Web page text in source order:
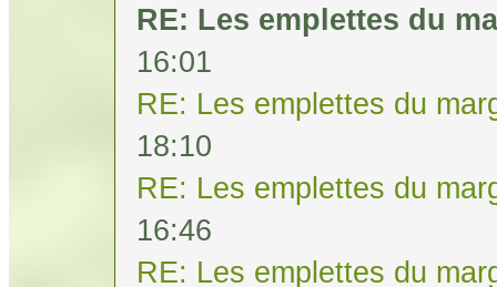
RE: Les emplettes du
16:01
RE: Les emplettes du
18:10
RE: Les emplettes du
16:46
RE: Les emplettes du